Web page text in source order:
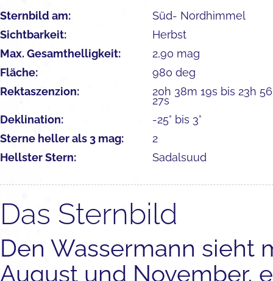
Sternbild am:
Süd- Nordhimmel
Sichtbarkeit:
Herbst
Max. Gesamthelligkeit:
2,90 mag
Fläche:
980 deg
Rektaszenzion:
20h 38m 19s bis 23h
27s
Deklination:
-25° bis 3°
Sterne heller als 3 mag:
2
Hellster Stern:
Sadalsuud
Das Sternbild
Den Wassermann sieht
August und November,